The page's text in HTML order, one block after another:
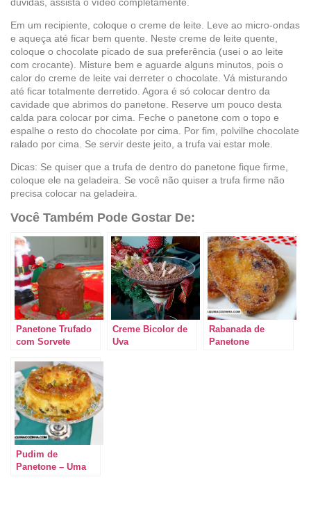
Em um recipiente, coloque o creme de leite. Leve ao micro-ondas
e aqueça até ficar bem quente. Neste creme de leite quente,
coloque o chocolate picado de sua preferência (usei o ao leite
com crocante). Misture bem e aguarde alguns minutos, pois o
calor do creme de leite vai derreter o chocolate. Vá misturando
até ficar totalmente derretido. Agora é só colocar dentro da
cavidade que abrimos do panetone. Reserve um pouco desta
calda para colocar por cima. Feche o panetone com o topo e
espalhe o resto do chocolate por cima. Por fim, polvilhe chocolate
ralado por cima. Se servir deste jeito, a trufa vai estar mole.
Dicas: Se quiser que a trufa de dentro do panetone fique firme,
coloque ele na geladeira. Se você não quiser a trufa firme não
precisa colocar na geladeira.
Você Também Pode Gostar De:
Panetone Trufado
com Sorvete
Creme Bicolor de
Uva
Rabanada de
Panetone
Pudim de
Panetone – Uma